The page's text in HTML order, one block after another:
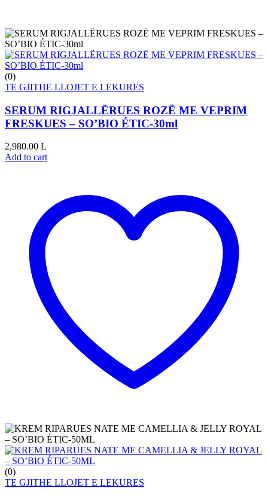
(0)
TE GJITHE LLOJET E LEKURES
SERUM RIGJALLËRUES ROZË ME VEPRIM
FRESKUES – SO’BIO ÉTIC-30ml
2,980.00 L
Add to cart
(0)
TE GJITHE LLOJET E LEKURES